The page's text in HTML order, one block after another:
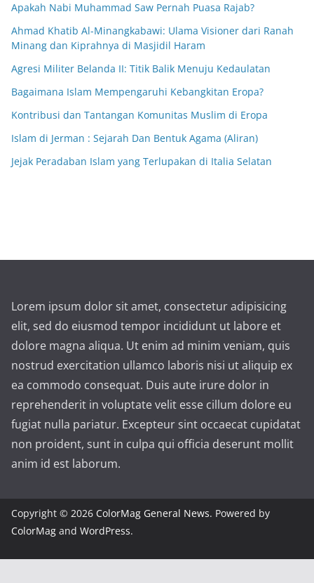
Apakah Nabi Muhammad Saw Pernah Puasa Rajab?
Ahmad Khatib Al-Minangkabawi: Ulama Visioner dari Ranah
Minang dan Kiprahnya di Masjidil Haram
Agresi Militer Belanda II: Titik Balik Menuju Kedaulatan
Bagaimana Islam Mempengaruhi Kebangkitan Eropa?
Kontribusi dan Tantangan Komunitas Muslim di Eropa
Islam di Jerman : Sejarah Dan Bentuk Agama (Aliran)
Jejak Peradaban Islam yang Terlupakan di Italia Selatan
Lorem ipsum dolor sit amet, consectetur adipisicing
elit, sed do eiusmod tempor incididunt ut labore et
dolore magna aliqua. Ut enim ad minim veniam, quis
nostrud exercitation ullamco laboris nisi ut aliquip ex
ea commodo consequat. Duis aute irure dolor in
reprehenderit in voluptate velit esse cillum dolore eu
fugiat nulla pariatur. Excepteur sint occaecat cupidatat
non proident, sunt in culpa qui officia deserunt mollit
anim id est laborum.
Copyright © 2026 ColorMag General News. Powered by
ColorMag and WordPress.